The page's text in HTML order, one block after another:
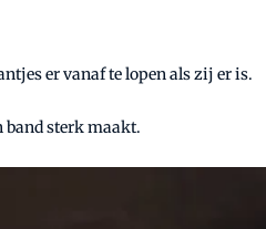
er vanaf te lopen als zij er is.
band sterk maakt.